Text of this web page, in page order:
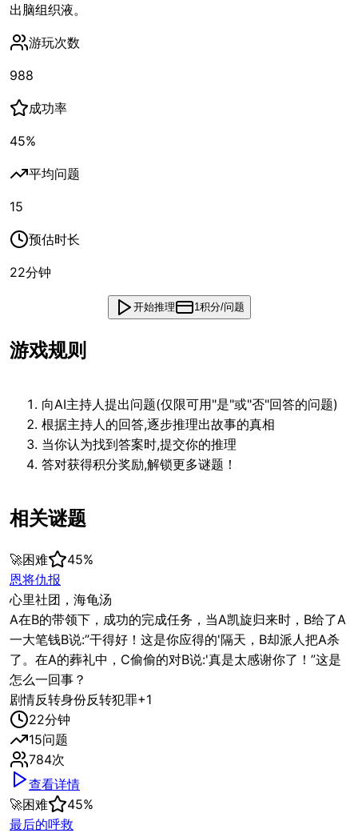
出脑组织液。
游玩次数
988
成功率
45%
平均问题
15
预估时长
22分钟
开始推理 1积分/问题
游戏规则
向AI主持人提出问题(仅限可用"是"或"否"回答的问题)
根据主持人的回答,逐步推理出故事的真相
当你认为找到答案时,提交你的推理
答对获得积分奖励,解锁更多谜题！
相关谜题
🚀困难 45%
恩将仇报
心里社团，海龟汤
A在B的带领下，成功的完成任务，当A凯旋归来时，B给了A
一大笔钱B说:”干得好！这是你应得的'隔天，B却派人把A杀
了。在A的葬礼中，C偷偷的对B说:'真是太感谢你了！”这是
怎么一回事？
剧情反转身份反转犯罪+1
22分钟
15问题
784次
查看详情
🚀困难 45%
最后的呼救